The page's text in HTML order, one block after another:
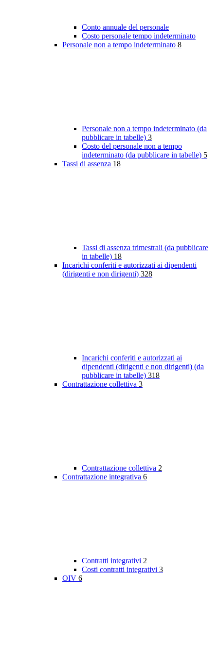
Conto annuale del personale
Costo personale tempo indeterminato
Personale non a tempo indeterminato 8
Personale non a tempo indeterminato (da
pubblicare in tabelle) 3
Costo del personale non a tempo
indeterminato (da pubblicare in tabelle) 5
Tassi di assenza 18
Tassi di assenza trimestrali (da pubblicare
in tabelle) 18
Incarichi conferiti e autorizzati ai dipendenti
(dirigenti e non dirigenti) 328
Incarichi conferiti e autorizzati ai
dipendenti (dirigenti e non dirigenti) (da
pubblicare in tabelle) 318
Contrattazione collettiva 3
Contrattazione collettiva 2
Contrattazione integrativa 6
Contratti integrativi 2
Costi contratti integrativi 3
OIV 6